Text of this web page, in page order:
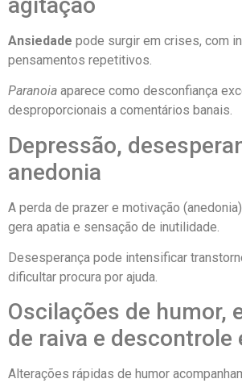
Ansiedade pode surgir em crises, com
pensamentos repetitivos.
Paranoia aparece como desconfiança
desproporcionais a comentários banais.
Depressão,
anedonia
A perda de prazer e motivação
gera apatia e sensação de inutilidade.
Desesperança pode intensificar
dificultar procura por ajuda.
Oscilações de humor,
de raiva e descontrole
Alterações rápidas de humor